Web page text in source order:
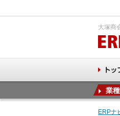
大塚商
業
ERPナ